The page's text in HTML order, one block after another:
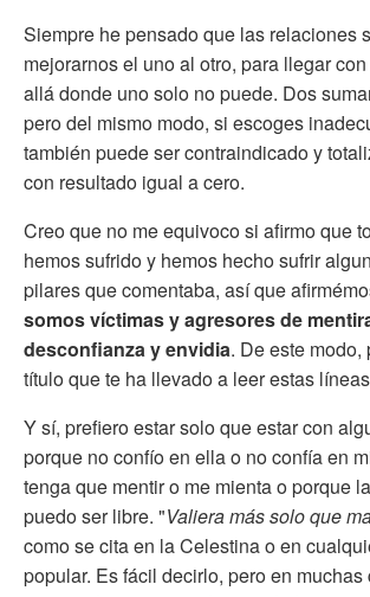
Siempre he pensado que las relaciones
mejorarnos el uno al otro, para llegar
allá donde uno solo no puede. Dos
pero del mismo modo, si escoges
también puede ser contraindicado y
con resultado igual a cero.
Creo que no me equivoco si afirmo que
hemos sufrido y hemos hecho sufrir
pilares que comentaba, así que
somos víctimas y agresores de
desconfianza y envidia. De este modo,
título que te ha llevado a leer estas
Y sí, prefiero estar solo que estar con
porque no confío en ella o no confía en
tenga que mentir o me mienta o porque
puedo ser libre. "Valiera más solo que
como se cita en la Celestina o en
popular. Es fácil decirlo, pero en